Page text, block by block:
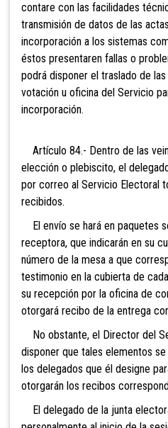
contare con las facilidades
transmisión de datos de las
incorporación a los sistemas
éstos presentaren fallas o
podrá disponer el traslado de
votación u oficina del Servicio
incorporación.
Artículo 84.- Dentro de las
elección o plebiscito, el
por correo al Servicio Electoral
recibidos.
El envío se hará en paquetes
receptora, que indicarán en su
número de la mesa a que
testimonio en la cubierta de
su recepción por la oficina de
otorgará recibo de la entrega
No obstante, el Director del
disponer que tales elementos
los delegados que él designe
otorgarán los recibos
El delegado de la junta